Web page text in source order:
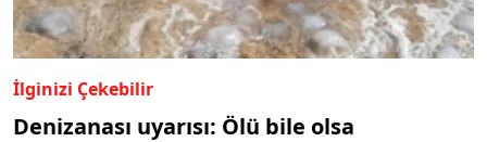
İlginizi Çekebilir
Denizanası uyarısı: Ölü bile olsa